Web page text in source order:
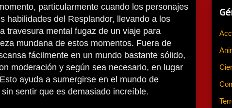
particularmente cuando los personajes
habilidades del Resplandor, llevando a los
travesura mental fugaz de un viaje para
mundana de estos momentos. Fuera de
fácilmente en un mundo bastante sólido,
moderación y según sea necesario, en lugar
ayuda a sumergirse en el mundo de
sin sentir que es demasiado increíble.